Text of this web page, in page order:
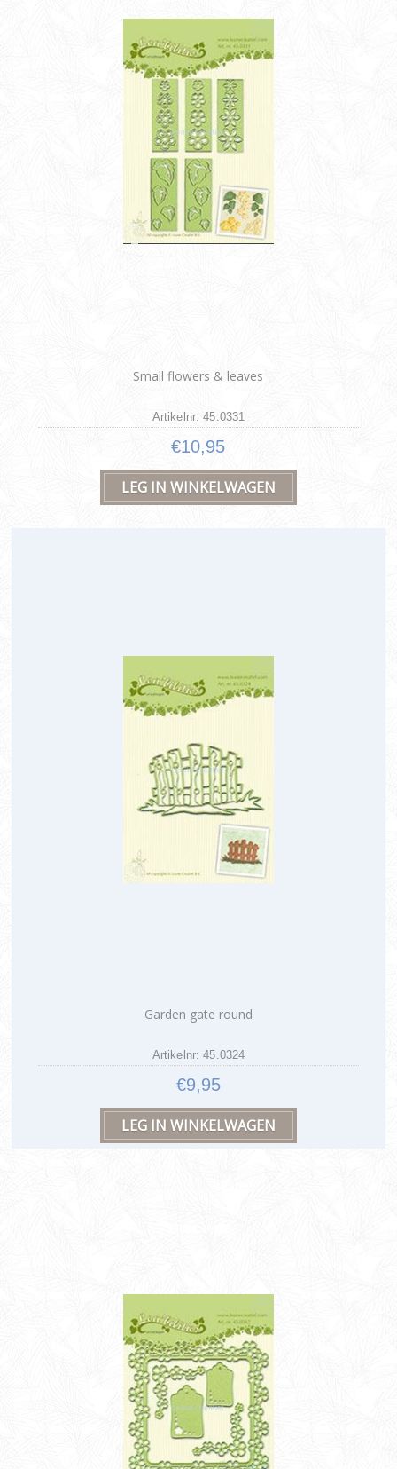
Small flowers & leaves
Artikelnr: 45.0331
€10,95
Garden gate round
Artikelnr: 45.0324
€9,95